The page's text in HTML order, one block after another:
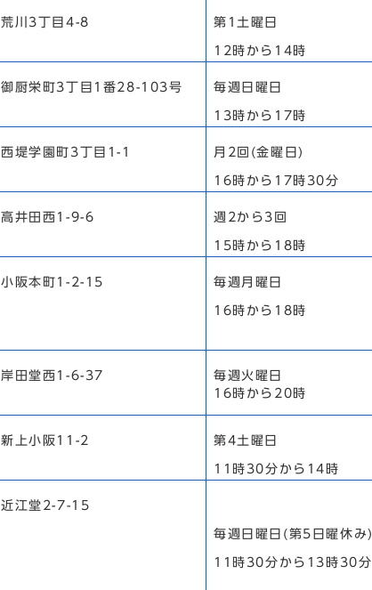
荒川3丁目4-8 第1土曜日
12時から14時
御厨栄町3丁目1番28-103号 毎週日曜日
13時から17時
西堤学園町3丁目1-1 月2回(金曜日)
16時から17時30分
高井田西1-9-6 週2から3回
15時から18時
小阪本町1-2-15 毎週月曜日
16時から18時
岸田堂西1-6-37
毎週火曜日
16時から20時
新上小阪11-2 第4土曜日
11時30分から14時
近江堂2-7-15
毎週日曜日(第5日曜休み)
11時30分から13時30分